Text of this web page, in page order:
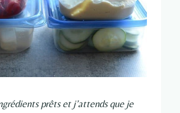
prêts et j’attends que je